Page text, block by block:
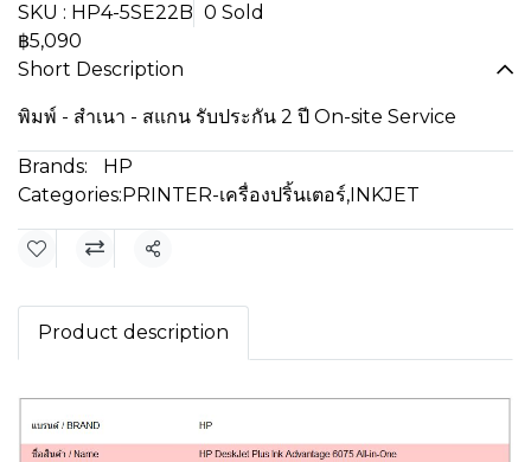
SKU : HP4-5SE22B 0 Sold
฿5,090
Short Description
พิมพ์ - สำเนา - สแกน รับประกัน 2 ปี On-site Service
Brands:
HP
Categories:PRINTER-เครื่องปริ้นเตอร์,INKJET
Share
Product description